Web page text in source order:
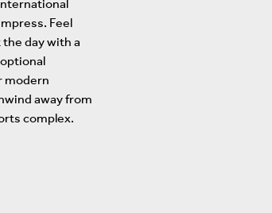
Feel
day with a
modern
away from
complex.